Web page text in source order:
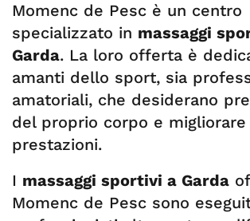
Momenc de Pesc è un centro
specializzato in massaggi
Garda. La loro offerta è
amanti dello sport, sia
amatoriali, che desiderano
del proprio corpo e migliorare
prestazioni.
I massaggi sportivi a Garda
Momenc de Pesc sono